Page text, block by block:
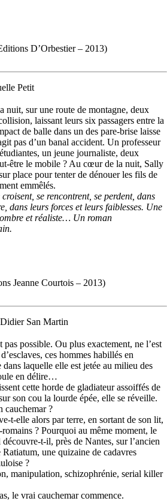
D’Orbestier – 2013)
Petit
nuit, sur une route de montagne, deux
laissant leurs six passagers entre la
de balle dans un des pare-brise laisse
pas d’un banal accident. Un professeur
un jeune journaliste, deux
être le mobile ? Au cœur de la nuit, Sally
place pour tenter de dénouer les fils de
emmêlés.
se rencontrent, se perdent, dans
dans leurs forces et leurs faiblesses. Une
et réaliste… Un roman
Jeanne Courtois – 2013)
Didier San Martin
pas possible. Ou plus exactement, ne l’est
ces hommes habillés en
dans laquelle elle est jetée au milieu des
en délire…
cette horde de gladiateur assoiffés de
son cou la lourde épée, elle se réveille.
cauchemar ?
t-elle alors par terre, en sortant de son lit,
? Pourquoi au même moment, le
t-il, près de Nantes, sur l’ancien
une quizaine de cadavres
?
manipulation, schizophrénie, serial killer
le vrai cauchemar commence.